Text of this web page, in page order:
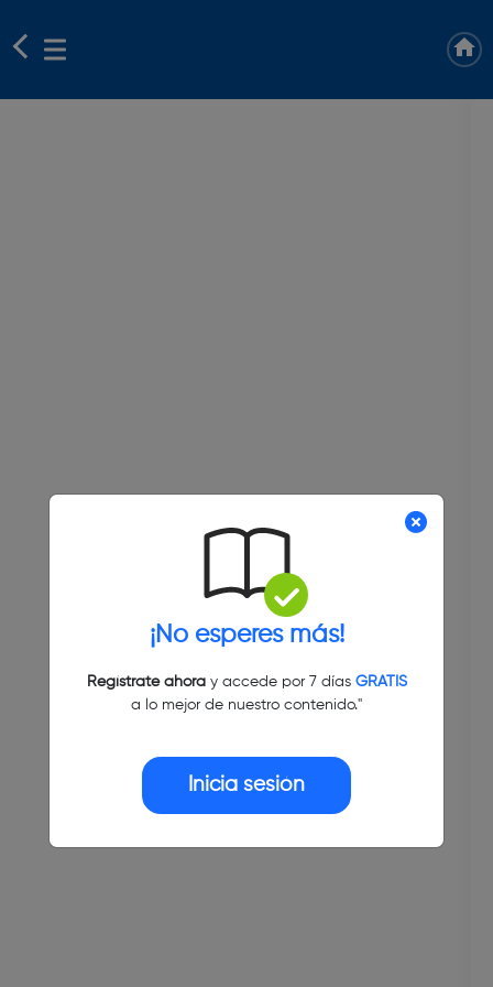
¡No esperes más!
Regístrate ahoray accede por 7 días GRATIS
a lo mejor de nuestro contenido."
Inicia sesión